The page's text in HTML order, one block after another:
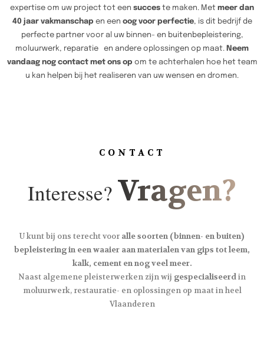
expertise om uw project tot een succes te maken. Met meer dan
40 jaar vakmanschap en een oog voor perfectie, is dit bedrijf de
perfecte partner voor al uw binnen- en buitenbepleistering,
moluurwerk, reparatie en andere oplossingen op maat. Neem
vandaag nog contact met ons op om te achterhalen hoe het team
u kan helpen bij het realiseren van uw wensen en dromen.
CONTACT
Interesse? Vragen?
U kunt bij ons terecht voor alle soorten (binnen- en buiten)
bepleistering in een waaier aan materialen van gips tot leem,
kalk, cement en nog veel meer.
Naast algemene pleisterwerken zijn wij gespecialiseerdin
moluurwerk, restauratie- en oplossingen op maat in heel
Vlaanderen